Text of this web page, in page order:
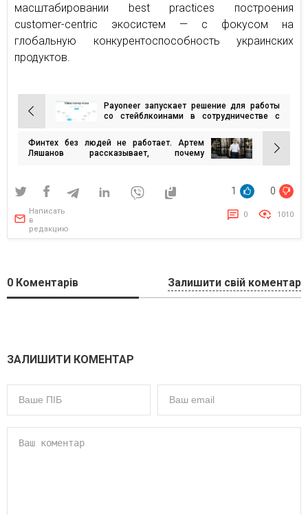
масштабировании best practices построения
customer-centric экосистем — с фокусом на
глобальную конкурентоспособность украинских
продуктов.
Навигация
по
записям
Payoneer запускает решение для работы
со стейблкоинами в сотрудничестве с
24/7 для бизнеса по всему миру
Финтех без людей не работает. Артем
Ляшанов рассказывает, почему
1 0
Написать
в
редакцию
0 1010
0 Коментарів Залишити свій коментар
ЗАЛИШИТИ КОМЕНТАР